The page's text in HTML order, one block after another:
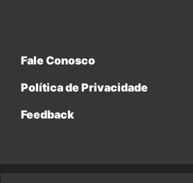
Fale Conosco
Política de Privacidade
Feedback